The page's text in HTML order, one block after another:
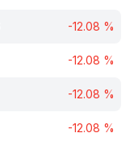
-12.08 %
-12.08 %
-12.08 %
-12.08 %